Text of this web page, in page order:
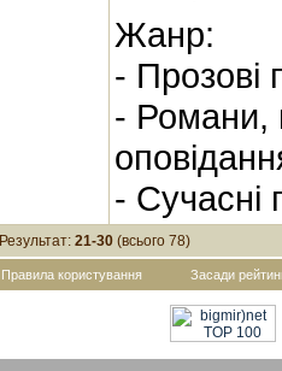
Жанр:
- Прозові
- Романи,
- Сучасні
Результат: 21-30 (всього 78)
Правила користування Засади